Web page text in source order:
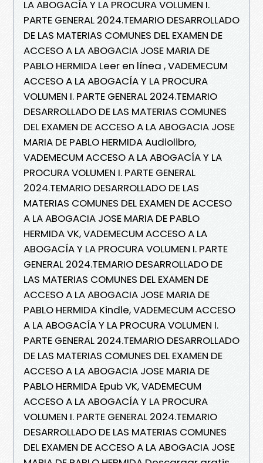
LA ABOGACÍA Y LA PROCURA VOLUMEN I.
PARTE GENERAL 2024.TEMARIO DESARROLLADO
DE LAS MATERIAS COMUNES DEL EXAMEN DE
ACCESO A LA ABOGACIA JOSE MARIA DE
PABLO HERMIDA Leer en línea , VADEMECUM
ACCESO A LA ABOGACÍA Y LA PROCURA
VOLUMEN I. PARTE GENERAL 2024.TEMARIO
DESARROLLADO DE LAS MATERIAS COMUNES
DEL EXAMEN DE ACCESO A LA ABOGACIA JOSE
MARIA DE PABLO HERMIDA Audiolibro,
VADEMECUM ACCESO A LA ABOGACÍA Y LA
PROCURA VOLUMEN I. PARTE GENERAL
2024.TEMARIO DESARROLLADO DE LAS
MATERIAS COMUNES DEL EXAMEN DE ACCESO
A LA ABOGACIA JOSE MARIA DE PABLO
HERMIDA VK, VADEMECUM ACCESO A LA
ABOGACÍA Y LA PROCURA VOLUMEN I. PARTE
GENERAL 2024.TEMARIO DESARROLLADO DE
LAS MATERIAS COMUNES DEL EXAMEN DE
ACCESO A LA ABOGACIA JOSE MARIA DE
PABLO HERMIDA Kindle, VADEMECUM ACCESO
A LA ABOGACÍA Y LA PROCURA VOLUMEN I.
PARTE GENERAL 2024.TEMARIO DESARROLLADO
DE LAS MATERIAS COMUNES DEL EXAMEN DE
ACCESO A LA ABOGACIA JOSE MARIA DE
PABLO HERMIDA Epub VK, VADEMECUM
ACCESO A LA ABOGACÍA Y LA PROCURA
VOLUMEN I. PARTE GENERAL 2024.TEMARIO
DESARROLLADO DE LAS MATERIAS COMUNES
DEL EXAMEN DE ACCESO A LA ABOGACIA JOSE